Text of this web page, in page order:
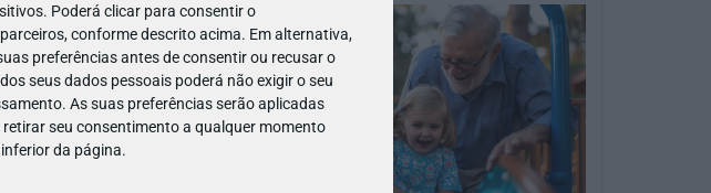
Poderá clicar para consentir o
conforme descrito acima. Em alternativa,
preferências antes de consentir ou recusar o
seus dados pessoais poderá não exigir o seu
As suas preferências serão aplicadas
seu consentimento a qualquer momento
da página.